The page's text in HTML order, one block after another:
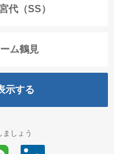
代（SS）
ム鶴見
示する
しょう